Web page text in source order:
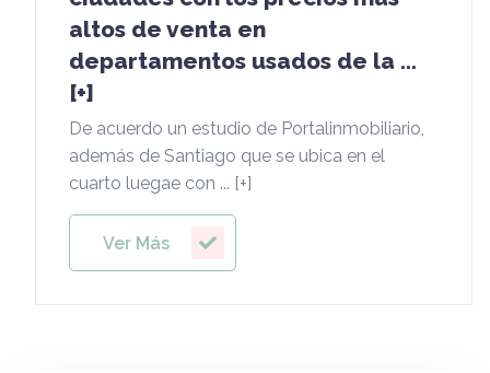
altos de venta en
departamentos usados de la ...
[+]
De acuerdo un estudio de Portalinmobiliario,
además de Santiago que se ubica en el
cuarto luegae con ... [+]
Ver Más